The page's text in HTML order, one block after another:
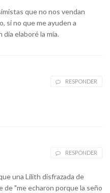
que no nos vendan
si no que me ayuden a
elaboré la mía.
RESPONDER
RESPONDER
una Lilith disfrazada de
de "me echaron porque la seño